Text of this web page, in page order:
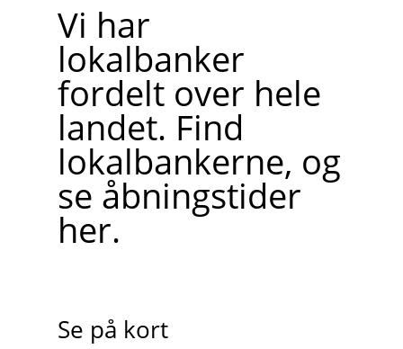
Vi har
lokalbanker
fordelt over hele
landet. Find
lokalbankerne, og
se åbningstider
her.
Se på kort